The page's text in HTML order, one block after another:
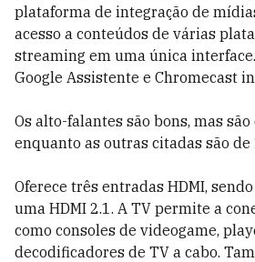
plataforma de integração de
acesso a conteúdos de várias
streaming em uma única
Google Assistente e Chromecast
Os alto-falantes são bons, mas são
enquanto as outras citadas são de
Oferece três entradas HDMI,
uma HDMI 2.1. A TV permite a
como consoles de videogame,
decodificadores de TV a cabo.